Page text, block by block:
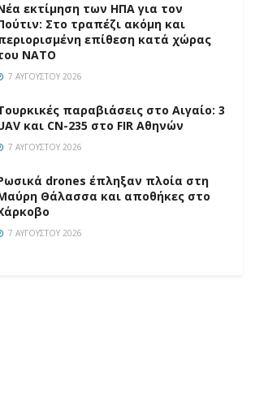
εκτίμηση των ΗΠΑ για τον
Στο τραπέζι ακόμη και
επίθεση κατά χώρας
ΝΑΤΟ
7 ΑΥΓΟΎΣΤΟΥ 2026
παραβιάσεις στο Αιγαίο: 3
και CN-235 στο FIR Αθηνών
7 ΑΥΓΟΎΣΤΟΥ 2026
drones έπληξαν πλοία στη
Θάλασσα και αποθήκες στο
7 ΑΥΓΟΎΣΤΟΥ 2026